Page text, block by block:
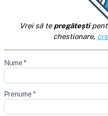
Vrei să te pregătești
chestionare,
Nume *
Prenume *